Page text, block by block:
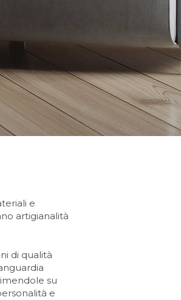
e
artigianalità
di qualità
su
e